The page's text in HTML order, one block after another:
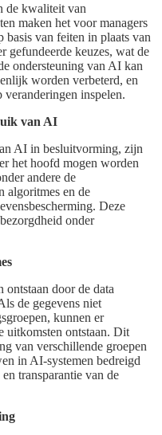
de kwaliteit van
maken het voor managers
basis van feiten in plaats van
gefundeerde keuzes, wat de
ondersteuning van AI kan
worden verbeterd, en
veranderingen inspelen.
van AI
AI in besluitvorming, zijn
het hoofd mogen worden
andere de
algoritmes en de
Deze
onder
door de data
de gegevens niet
kunnen er
uitkomsten ontstaan. Dit
van verschillende groepen
in AI-systemen bedreigd
transparantie van de